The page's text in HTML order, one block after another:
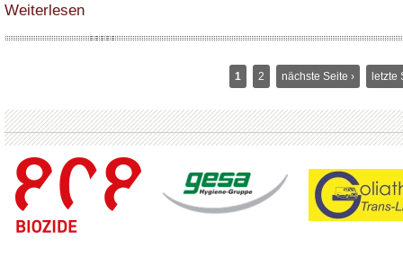
Weiterlesen
1 2 nächste Seite › letzte